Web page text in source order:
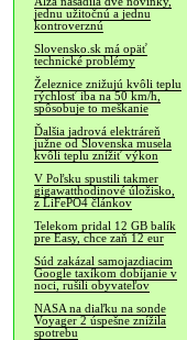
jednu užitočnú a jednu
kontroverznú
Slovensko.sk má opäť
technické problémy
Železnice znižujú kvôli teplu
rýchlosť iba na 50 km/h,
spôsobuje to meškanie
Ďalšia jadrová elektráreň
južne od Slovenska musela
kvôli teplu znížiť výkon
V Poľsku spustili takmer
gigawatthodinové úložisko,
z LiFePO4 článkov
Telekom pridal 12 GB balík
pre Easy, chce zaň 12 eur
Súd zakázal samojazdiacim
Google taxíkom dobíjanie v
noci, rušili obyvateľov
NASA na diaľku na sonde
Voyager 2 úspešne znížila
spotrebu